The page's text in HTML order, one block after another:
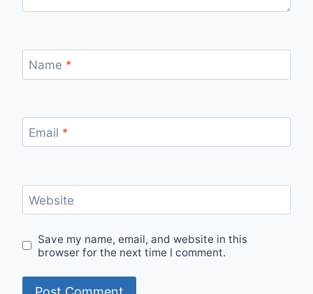
Name *
Email *
Website
Save my name, email, and website in this
browser for the next time I comment.